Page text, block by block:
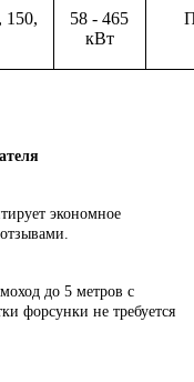
150,
58 - 465
кВт
экономное
до 5 метров с
форсунки не требуется